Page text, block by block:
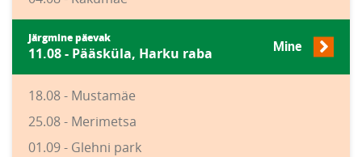
Järgmine päevak
11.08 - Pääsküla, Harku raba Mine
18.08 - Mustamäe
25.08 - Merimetsa
01.09 - Glehni park